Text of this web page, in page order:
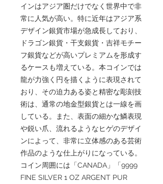
インはアジア圏だけでなく世界中で非
常に人気が高い。特に近年はアジア系
デザイン銀貨市場が急成長しており、
ドラゴン銀貨・干支銀貨・吉祥モチー
フ銀貨などが高いプレミアムを形成す
るケースも増えている。本コインでは
龍が力強く円を描くように表現されて
おり、その迫力ある姿と精密な彫刻技
術は、通常の地金型銀貨とは一線を画
している。また、表面の細かな鱗表現
や鋭い爪、流れるようなヒゲのデザイ
ンによって、非常に立体感のある芸術
作品のような仕上がりになっている。
コイン周囲には「CANADA」「9999
FINE SILVER 1 OZ ARGENT PUR